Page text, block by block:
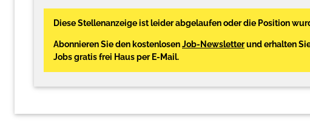
Diese Stellenanzeige ist leider abgelaufen oder die Position
Abonnieren Sie den kostenlosenJob-Newsletterund erhalten
Jobs gratis frei Haus per E-Mail.